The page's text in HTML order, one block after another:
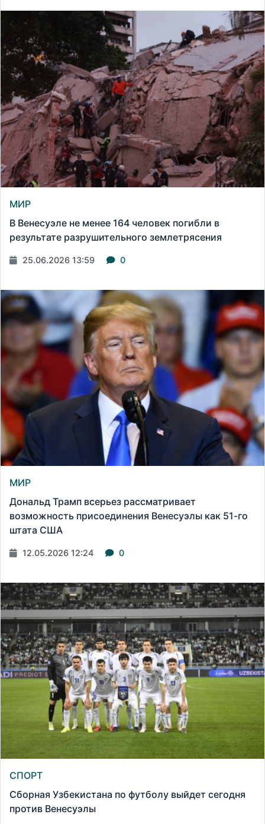
МИР
В Венесуэле не менее 164 человек погибли в
результате разрушительного землетрясения
25.06.2026 13:59 0
МИР
Дональд Трамп всерьез рассматривает
возможность присоединения Венесуэлы как 51-го
штата США
12.05.2026 12:24 0
СПОРТ
Сборная Узбекистана по футболу выйдет сегодня
против Венесуэлы